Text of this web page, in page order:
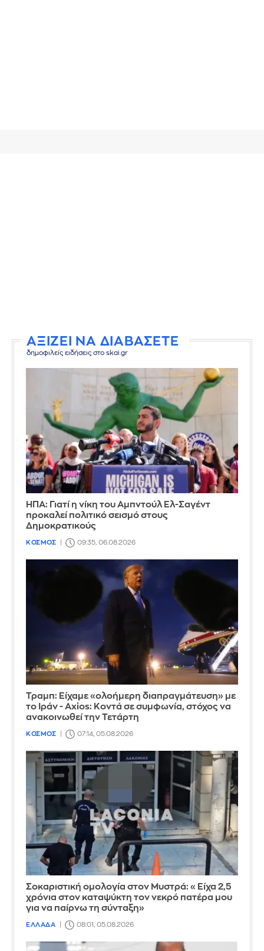
ΑΞΙΖΕΙ ΝΑ ΔΙΑΒΑΣΕΤΕ
δημοφιλείς ειδήσεις στο skai.gr
ΗΠΑ: Γιατί η νίκη του Αμπντούλ Ελ-Σαγέντ
προκαλεί πολιτικό σεισμό στους
Δημοκρατικούς
ΚΟΣΜΟΣ 09:35, 06.08.2026
Τραμπ: Είχαμε «ολοήμερη διαπραγμάτευση» με
το Ιράν - Axios: Κοντά σε συμφωνία, στόχος να
ανακοινωθεί την Τετάρτη
ΚΟΣΜΟΣ 07:14, 05.08.2026
Σοκαριστική ομολογία στον Μυστρά: «Είχα 2,5
χρόνια στον καταψύκτη τον νεκρό πατέρα μου
για να παίρνω τη σύνταξη»
ΕΛΛΑΔΑ 08:01, 05.08.2026